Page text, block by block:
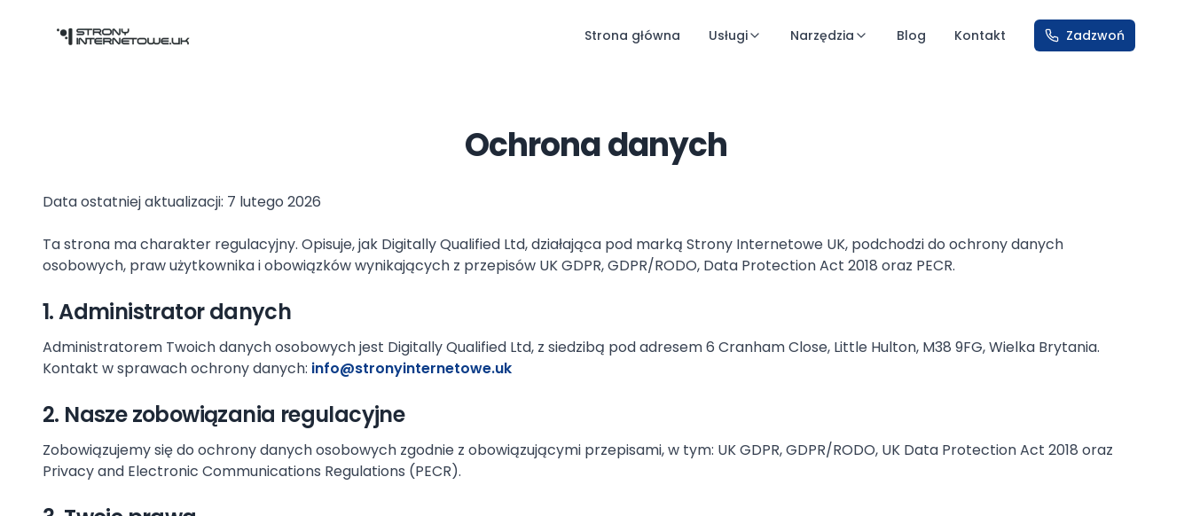
Strona główna Usługi Narzędzia Blog Kontakt Zadzwoń
Ochrona danych
Data ostatniej aktualizacji: 7 lutego 2026
Ta strona ma charakter regulacyjny. Opisuje, jak Digitally Qualified Ltd, działająca pod marką Strony Internetowe UK, podchodzi do ochrony danych
osobowych, praw użytkownika i obowiązków wynikających z przepisów UK GDPR, GDPR/RODO, Data Protection Act 2018 oraz PECR.
1. Administrator danych
Administratorem Twoich danych osobowych jest Digitally Qualified Ltd, z siedzibą pod adresem 6 Cranham Close, Little Hulton, M38 9FG, Wielka Brytania.
Kontakt w sprawach ochrony danych: info@stronyinternetowe.uk
2. Nasze zobowiązania regulacyjne
Zobowiązujemy się do ochrony danych osobowych zgodnie z obowiązującymi przepisami, w tym: UK GDPR, GDPR/RODO, UK Data Protection Act 2018 oraz
Privacy and Electronic Communications Regulations (PECR).